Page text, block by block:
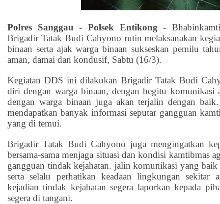
Polres Sanggau - Polsek Entikong -
Brigadir Tatak Budi Cahyono rutin melaksanakan
binaan serta ajak warga binaan sukseskan pemilu
aman, damai dan kondusif, Sabtu (16/3).
Kegiatan DDS ini dilakukan Brigadir Tatak Budi
diri dengan warga binaan, dengan begitu komunikasi
dengan warga binaan juga akan terjalin dengan
mendapatkan banyak informasi seputar gangguan
yang di temui.
Brigadir Tatak Budi Cahyono juga mengingatkan
bersama-sama menjaga situasi dan kondisi kamtibmas
gangguan tindak kejahatan. jalin komunikasi yang baik
serta selalu perhatikan keadaan lingkungan sekitar
kejadian tindak kejahatan segera laporkan kepada
segera di tangani.